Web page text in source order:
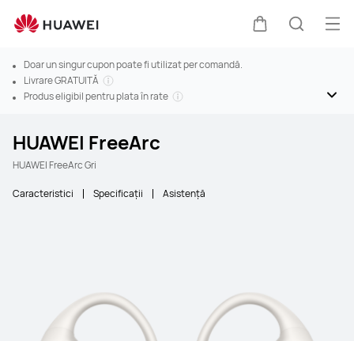
Doar un singur cupon poate fi utilizat per comandă.
Livrare GRATUITĂ
Produs eligibil pentru plata în rate
HUAWEI FreeArc
HUAWEI FreeArc Gri
Caracteristici Specificaţii Asistență